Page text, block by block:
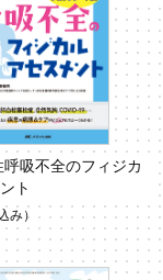
吸不全のフィジカ
ト
み）